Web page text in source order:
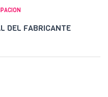
DEL FABRICANTE